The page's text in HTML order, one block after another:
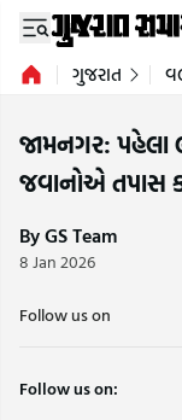
ગુજરાત
જામનગર: પહેલા
જવાનોએ તપાસ
By GS Team
8 Jan 2026
Follow us on
Follow us on: